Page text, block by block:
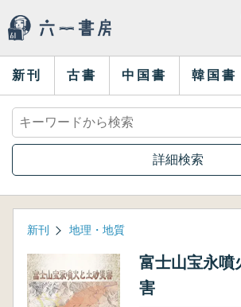
新刊 古書 中国書 韓国書
詳細検索
新刊 地理・地質
富士山宝永噴
害